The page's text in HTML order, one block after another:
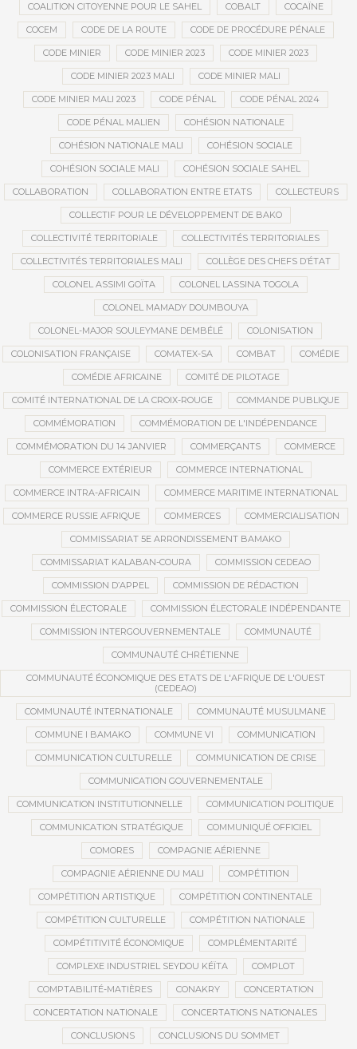
COALITION CITOYENNE POUR LE SAHEL COBALT COCAÏNE
COCEM CODE DE LA ROUTE CODE DE PROCÉDURE PÉNALE
CODE MINIER CODE MINIER 2023 CODE MINIER 2023
CODE MINIER 2023 MALI CODE MINIER MALI
CODE MINIER MALI 2023 CODE PÉNAL CODE PÉNAL 2024
CODE PÉNAL MALIEN COHÉSION NATIONALE
COHÉSION NATIONALE MALI COHÉSION SOCIALE
COHÉSION SOCIALE MALI COHÉSION SOCIALE SAHEL
COLLABORATION COLLABORATION ENTRE ETATS COLLECTEURS
COLLECTIF POUR LE DÉVELOPPEMENT DE BAKO
COLLECTIVITÉ TERRITORIALE COLLECTIVITÉS TERRITORIALES
COLLECTIVITÉS TERRITORIALES MALI COLLÈGE DES CHEFS D’ÉTAT
COLONEL ASSIMI GOÏTA COLONEL LASSINA TOGOLA
COLONEL MAMADY DOUMBOUYA
COLONEL-MAJOR SOULEYMANE DEMBÉLÉ COLONISATION
COLONISATION FRANÇAISE COMATEX-SA COMBAT COMÉDIE
COMÉDIE AFRICAINE COMITÉ DE PILOTAGE
COMITÉ INTERNATIONAL DE LA CROIX-ROUGE COMMANDE PUBLIQUE
COMMÉMORATION COMMÉMORATION DE L'INDÉPENDANCE
COMMÉMORATION DU 14 JANVIER COMMERÇANTS COMMERCE
COMMERCE EXTÉRIEUR COMMERCE INTERNATIONAL
COMMERCE INTRA-AFRICAIN COMMERCE MARITIME INTERNATIONAL
COMMERCE RUSSIE AFRIQUE COMMERCES COMMERCIALISATION
COMMISSARIAT 5E ARRONDISSEMENT BAMAKO
COMMISSARIAT KALABAN-COURA COMMISSION CEDEAO
COMMISSION D’APPEL COMMISSION DE RÉDACTION
COMMISSION ÉLECTORALE COMMISSION ÉLECTORALE INDÉPENDANTE
COMMISSION INTERGOUVERNEMENTALE COMMUNAUTÉ
COMMUNAUTÉ CHRÉTIENNE
COMMUNAUTÉ ÉCONOMIQUE DES ETATS DE L'AFRIQUE DE L'OUEST
(CEDEAO)
COMMUNAUTÉ INTERNATIONALE COMMUNAUTÉ MUSULMANE
COMMUNE I BAMAKO COMMUNE VI COMMUNICATION
COMMUNICATION CULTURELLE COMMUNICATION DE CRISE
COMMUNICATION GOUVERNEMENTALE
COMMUNICATION INSTITUTIONNELLE COMMUNICATION POLITIQUE
COMMUNICATION STRATÉGIQUE COMMUNIQUÉ OFFICIEL
COMORES COMPAGNIE AÉRIENNE
COMPAGNIE AÉRIENNE DU MALI COMPÉTITION
COMPÉTITION ARTISTIQUE COMPÉTITION CONTINENTALE
COMPÉTITION CULTURELLE COMPÉTITION NATIONALE
COMPÉTITIVITÉ ÉCONOMIQUE COMPLÉMENTARITÉ
COMPLEXE INDUSTRIEL SEYDOU KÉÏTA COMPLOT
COMPTABILITÉ-MATIÈRES CONAKRY CONCERTATION
CONCERTATION NATIONALE CONCERTATIONS NATIONALES
CONCLUSIONS CONCLUSIONS DU SOMMET